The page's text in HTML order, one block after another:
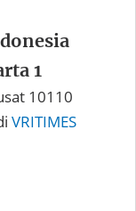
1
10110
VRITIMES